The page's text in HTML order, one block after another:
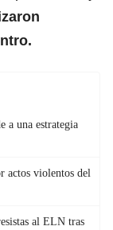
a una estrategia
actos violentos del
al ELN tras